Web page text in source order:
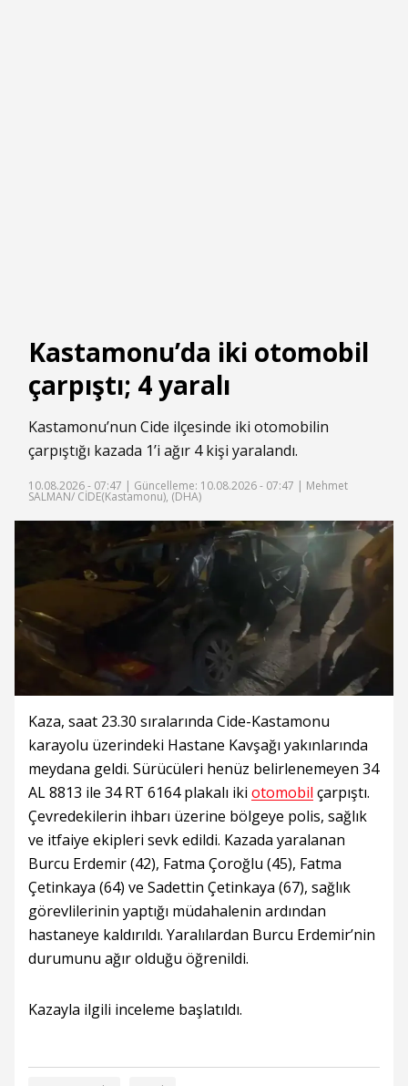
Kastamonu’da iki otomobil
çarpıştı; 4 yaralı
Kastamonu’nun Cide ilçesinde iki otomobilin
çarpıştığı kazada 1’i ağır 4 kişi yaralandı.
10.08.2026 - 07:47 | Güncelleme: 10.08.2026 - 07:47 | Mehmet
SALMAN/ CİDE(Kastamonu), (DHA)
Kaza, saat 23.30 sıralarında Cide-Kastamonu
karayolu üzerindeki Hastane Kavşağı yakınlarında
meydana geldi. Sürücüleri henüz belirlenemeyen 34
AL 8813 ile 34 RT 6164 plakalı iki otomobil çarpıştı.
Çevredekilerin ihbarı üzerine bölgeye polis, sağlık
ve itfaiye ekipleri sevk edildi. Kazada yaralanan
Burcu Erdemir (42), Fatma Çoroğlu (45), Fatma
Çetinkaya (64) ve Sadettin Çetinkaya (67), sağlık
görevlilerinin yaptığı müdahalenin ardından
hastaneye kaldırıldı. Yaralılardan Burcu Erdemir’nin
durumunu ağır olduğu öğrenildi.
Kazayla ilgili inceleme başlatıldı.